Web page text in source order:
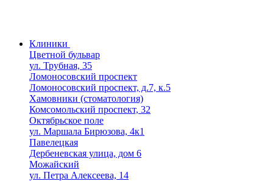
Клиники
Цветной бульвар
ул. Трубная, 35
Ломоносовский проспект
Ломоносовский проспект, д.7, к.5
Хамовники (стоматология)
Комсомольский проспект, 32
Октябрьское поле
ул. Маршала Бирюзова, 4к1
Павелецкая
Дербеневская улица, дом 6
Можайский
ул. Петра Алексеева, 14